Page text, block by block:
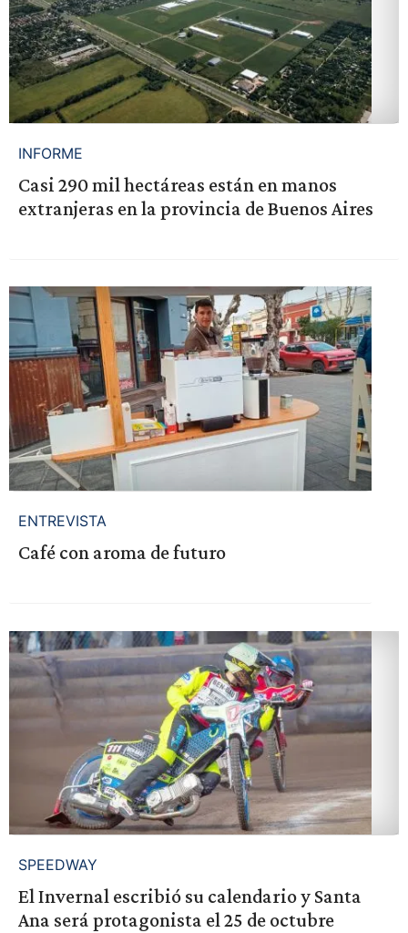
INFORME
Casi 290 mil hectáreas están en manos
extranjeras en la provincia de Buenos Aires
ENTREVISTA
Café con aroma de futuro
SPEEDWAY
El Invernal escribió su calendario y Santa
Ana será protagonista el 25 de octubre